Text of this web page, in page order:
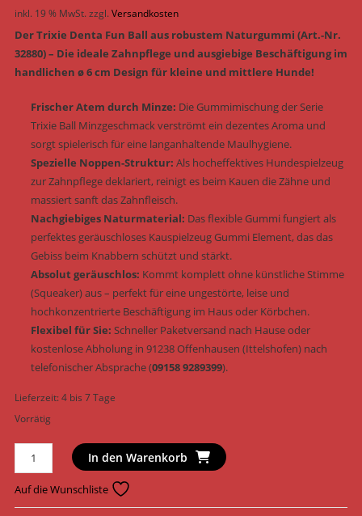
inkl. 19 % MwSt. zzgl. Versandkosten
Der Trixie Denta Fun Ball aus robustem Naturgummi (Art.-Nr.
32880) – Die ideale Zahnpflege und ausgiebige Beschäftigung im
handlichen ø 6 cm Design für kleine und mittlere Hunde!
Frischer Atem durch Minze: Die Gummimischung der Serie
Trixie Ball Minzgeschmack verströmt ein dezentes Aroma und
sorgt spielerisch für eine langanhaltende Maulhygiene.
Spezielle Noppen-Struktur: Als hocheffektives Hundespielzeug
zur Zahnpflege deklariert, reinigt es beim Kauen die Zähne und
massiert sanft das Zahnfleisch.
Nachgiebiges Naturmaterial: Das flexible Gummi fungiert als
perfektes geräuschloses Kauspielzeug Gummi Element, das das
Gebiss beim Knabbern schützt und stärkt.
Absolut geräuschlos: Kommt komplett ohne künstliche Stimme
(Squeaker) aus – perfekt für eine ungestörte, leise und
hochkonzentrierte Beschäftigung im Haus oder Körbchen.
Flexibel für Sie: Schneller Paketversand nach Hause oder
kostenlose Abholung in 91238 Offenhausen (Ittelshofen) nach
telefonischer Absprache (09158 9289399).
Lieferzeit:4 bis 7 Tage
Vorrätig
Trixie
Denta
Fun
Ball
In den Warenkorb
Auf die Wunschliste